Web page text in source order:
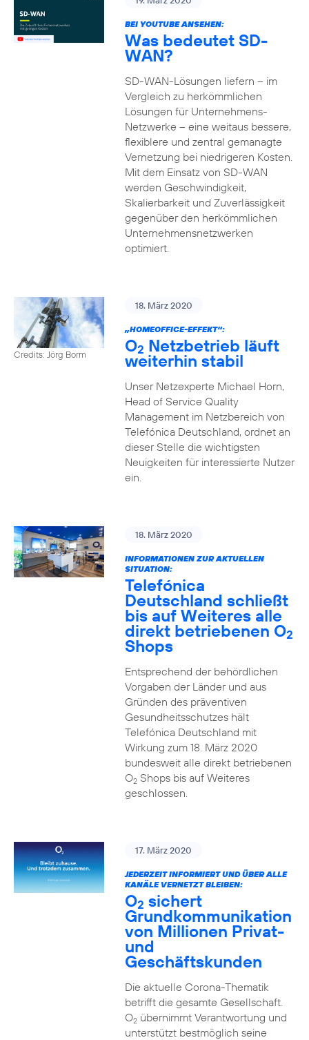
BEI YOUTUBE ANSEHEN:
Was bedeutet SD-
WAN?
SD-WAN-Lösungen liefern – im
Vergleich zu herkömmlichen
Lösungen für Unternehmens-
Netzwerke – eine weitaus bessere,
flexiblere und zentral gemanagte
Vernetzung bei niedrigeren Kosten.
Mit dem Einsatz von SD-WAN
werden Geschwindigkeit,
Skalierbarkeit und Zuverlässigkeit
gegenüber den herkömmlichen
Unternehmensnetzwerken
optimiert.
Credits: Jörg Borm
18. März 2020
„HOMEOFFICE-EFFEKT“:
O2 Netzbetrieb läuft
weiterhin stabil
Unser Netzexperte Michael Horn,
Head of Service Quality
Management im Netzbereich von
Telefónica Deutschland, ordnet an
dieser Stelle die wichtigsten
Neuigkeiten für interessierte Nutzer
ein.
18. März 2020
INFORMATIONEN ZUR AKTUELLEN
SITUATION:
Telefónica
Deutschland schließt
bis auf Weiteres alle
direkt betriebenen O2
Shops
Entsprechend der behördlichen
Vorgaben der Länder und aus
Gründen des präventiven
Gesundheitsschutzes hält
Telefónica Deutschland mit
Wirkung zum 18. März 2020
bundesweit alle direkt betriebenen
O2Shops bis auf Weiteres
geschlossen.
17. März 2020
JEDERZEIT INFORMIERT UND ÜBER ALLE
KANÄLE VERNETZT BLEIBEN:
O2 sichert
Grundkommunikation
von Millionen Privat-
und
Geschäftskunden
Die aktuelle Corona-Thematik
betrifft die gesamte Gesellschaft.
O2übernimmt Verantwortung und
unterstützt bestmöglich seine